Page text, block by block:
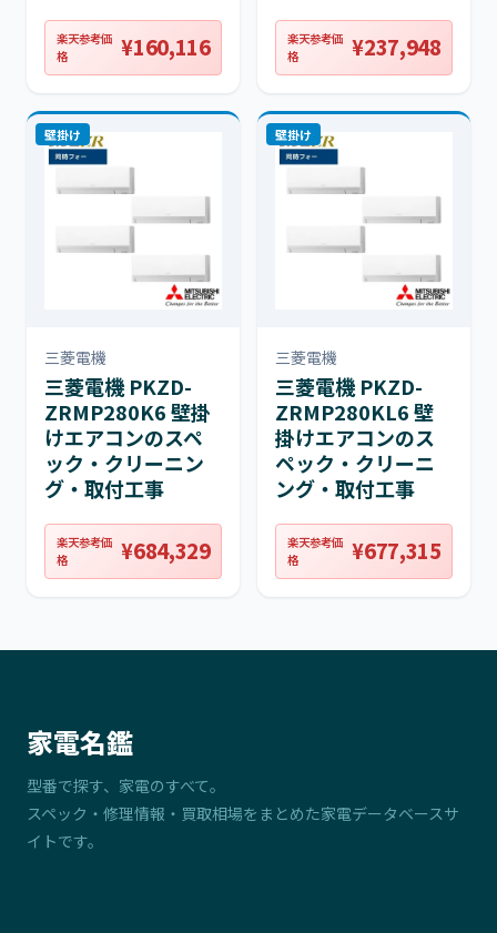
楽天参考価
格
¥160,116
楽天参考価
格
¥237,948
壁掛け
三菱電機
三菱電機 PKZD-
ZRMP280K6 壁掛
けエアコンのスペ
ック・クリーニン
グ・取付工事
楽天参考価
格
¥684,329
壁掛け
三菱電機
三菱電機 PKZD-
ZRMP280KL6 壁
掛けエアコンのス
ペック・クリーニ
ング・取付工事
楽天参考価
格
¥677,315
家電名鑑
型番で探す、家電のすべて。
スペック・修理情報・買取相場をまとめた家電データベースサ
イトです。